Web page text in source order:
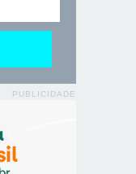
PUBLICIDADE